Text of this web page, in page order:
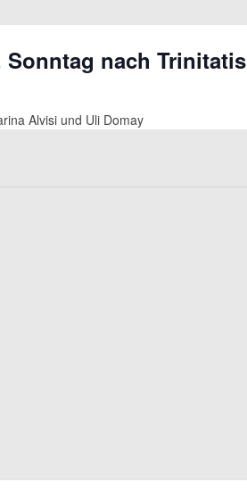
Sonntag nach Trinitatis
Alvisi und Uli Domay